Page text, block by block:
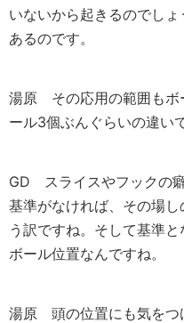
いないから起きるのでし
あるのです。
湯原 その応用の範囲もボ
ール3個ぶんぐらいの違い
GD スライスやフックの
基準がなければ、その場
う訳ですね。そして基準
ボール位置なんですね。
湯原 頭の位置にも気をつ